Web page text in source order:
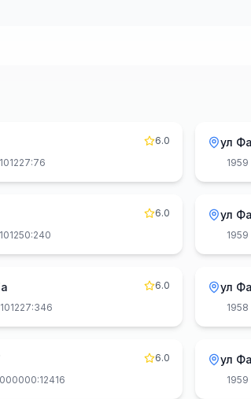
6.0
ул
1959
6.0
ул
1959
6.0
ул
1958
6.0
ул
1959